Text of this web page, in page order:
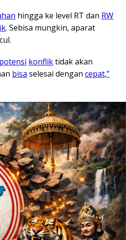
hingga ke level RT dan RW
. Sebisa mungkin, aparat
potensi konfliktidak akan
bisa selesai dengan cepat,”